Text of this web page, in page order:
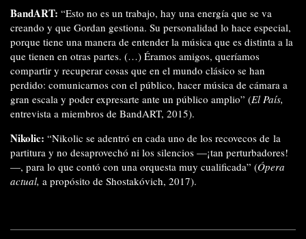
BandART: “Esto no es un trabajo, hay una energía que se va
creando y que Gordan gestiona. Su personalidad lo hace especial,
porque tiene una manera de entender la música que es distinta a la
que tienen en otras partes. (…) Éramos amigos, queríamos
compartir y recuperar cosas que en el mundo clásico se han
perdido: comunicarnos con el público, hacer música de cámara a
gran escala y poder expresarte ante un público amplio” (El País,
entrevista a miembros de BandART, 2015).
Nikolic: “Nikolic se adentró en cada uno de los recovecos de la
partitura y no desaprovechó ni los silencios —¡tan perturbadores!
—, para lo que contó con una orquesta muy cualificada” (Ópera
actual, a propósito de Shostakóvich, 2017).